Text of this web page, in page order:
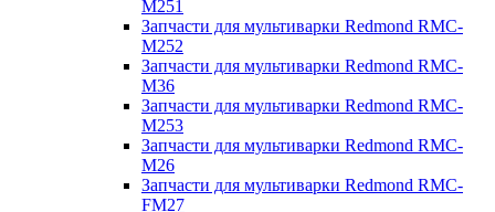
M251
Запчасти для мультиварки Redmond RMC-
M252
Запчасти для мультиварки Redmond RMC-
M36
Запчасти для мультиварки Redmond RMC-
M253
Запчасти для мультиварки Redmond RMC-
M26
Запчасти для мультиварки Redmond RMC-
FM27